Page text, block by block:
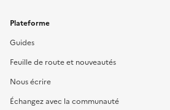
Plateforme
Guides
Feuille de route et nouveautés
Nous écrire
Échangez avec la communauté